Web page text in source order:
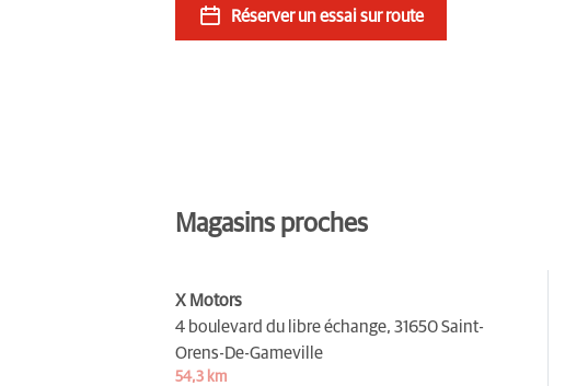
Réserver un essai sur route
Magasins proches
X Motors
4 boulevard du libre échange, 31650 Saint-
Orens-De-Gameville
54,3 km